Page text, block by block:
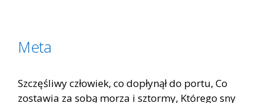
Meta
Szczęśliwy człowiek, co dopłynął do portu, Co
zostawia za sobą morza i sztormy, Którego sny